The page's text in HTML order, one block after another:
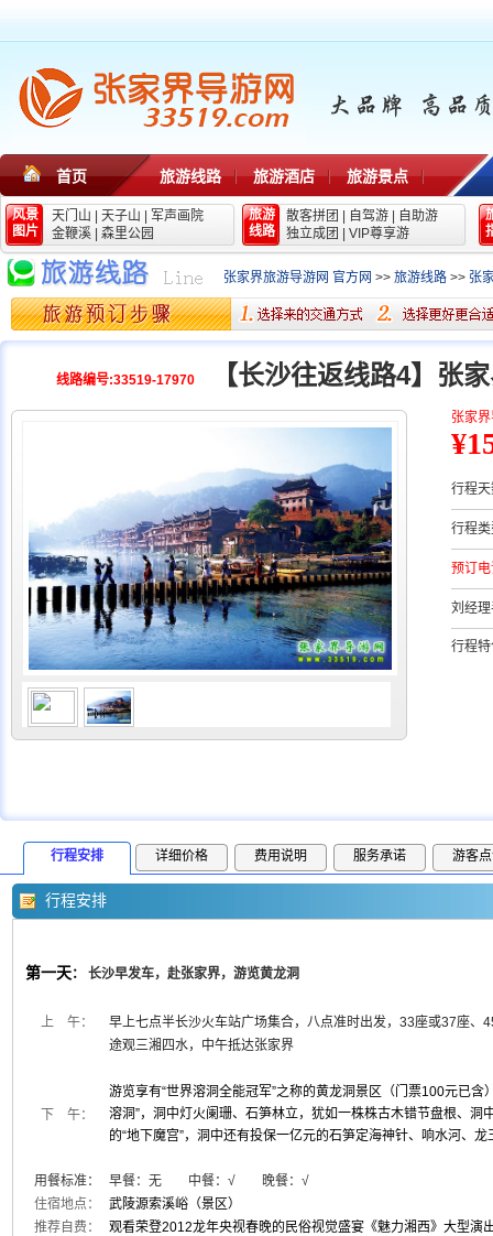
首页 旅游线路 旅游酒店 旅游景点
风景
图片
天门山 天子山
军声画院
金鞭溪
森里公园
旅游
线路
散客拼团 自驾游
自助游
独立成团
VIP尊享游
张家界旅游导游网 官方网 >> 旅游线路 >> 张
线路编号:33519-17970 【长沙往返线路4】张
张家
行程
行程
预订
刘经
行程
行程安排 详细价格 费用说明 服务承诺 游客
行程安排
第一天： 长沙早发车，赴张家界，游览黄龙洞
上 午：
早上七点半长沙火车站广场集合，八点准时出发，33座或37座、
途观三湘四水，中午抵达张家界
下 午：
游览享有“世界溶洞全能冠军”之称的黄龙洞景区（门票100元已
溶洞”，洞中灯火阑珊、石笋林立，犹如一株株古木错节盘根、洞
的“地下魔宫”，洞中还有投保一亿元的石笋定海神针、响水河、
用餐标准：
早餐：无 中餐：√ 晚餐：√
住宿地点：
武陵源索溪峪（景区）
推荐自费：
观看荣登2012龙年央视春晚的民俗视觉盛宴《魅力湘西》大型演